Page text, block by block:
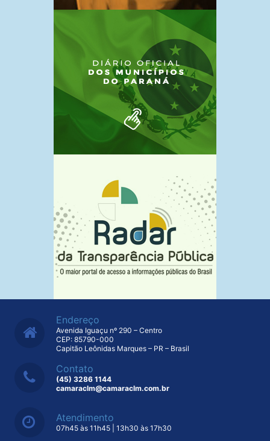
Endereço
Avenida Iguaçu nº 290 – Centro
CEP: 85790-000
Capitão Leônidas Marques – PR – Brasil
Contato
(45) 3286 1144
camaraclm@camaraclm.com.br
Atendimento
07h45 às 11h45 | 13h30 às 17h30